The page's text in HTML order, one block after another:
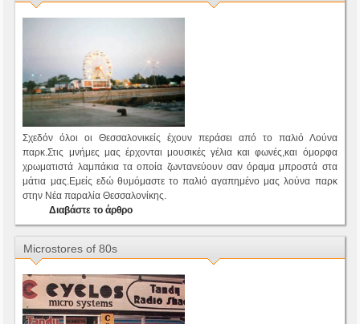
Σχεδόν όλοι οι Θεσσαλονικείς έχουν περάσει από το παλιό Λούνα
παρκ.Στις μνήμες μας έρχονται μουσικές γέλια και φωνές,και όμορφα
χρωματιστά λαμπάκια τα οποία ζωντανεύουν σαν όραμα μπροστά στα
μάτια μας.Εμείς εδώ θυμόμαστε το παλιό αγαπημένο μας λούνα παρκ
στην Νέα παραλία Θεσσαλονίκης.
Διαβάστε το άρθρο
Microstores of 80s